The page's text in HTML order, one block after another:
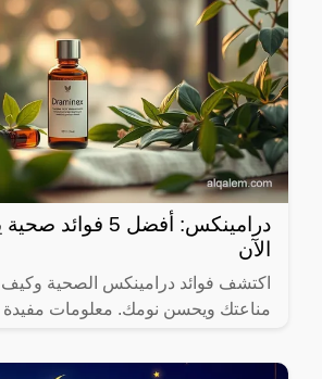
درامينكس: أفضل 5
الآن
اكتشف فوائد درامينكس الصحية وكيف
مناعتك ويحسن نومك. معلومات